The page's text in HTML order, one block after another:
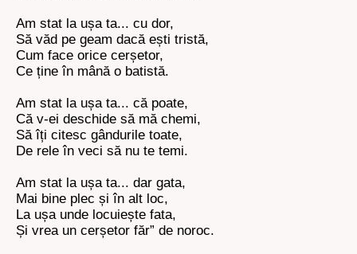
Am stat la ușa ta... cu dor,
Să văd pe geam dacă ești tristă,
Cum face orice cerșetor,
Ce ține în mână o batistă.
Am stat la ușa ta... că poate,
Că v-ei deschide să mă chemi,
Să îți citesc gândurile toate,
De rele în veci să nu te temi.
Am stat la ușa ta... dar gata,
Mai bine plec și în alt loc,
La ușa unde locuiește fata,
Și vrea un cerșetor făr” de noroc.